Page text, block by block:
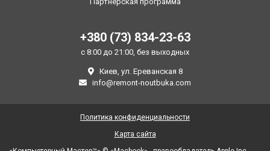
+380 (73) 834-23-63
с 8:00 до 21:00, без выходных
Киев, ул. Ереванская 8
info@remont-noutbuka.com
Политика конфиденциальности
Карта сайта